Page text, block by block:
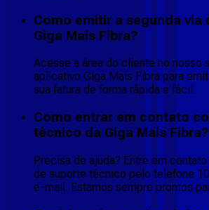
Como emitir a segunda via
Giga Mais Fibra?
Acesse a área do cliente no nosso
aplicativo Giga Mais Fibra para
sua fatura de forma rápida e fácil.
Como entrar em contato
técnico da Giga Mais Fibra?
Precisa de ajuda? Entre em
de suporte técnico pelo telefone
e-mail. Estamos sempre prontos